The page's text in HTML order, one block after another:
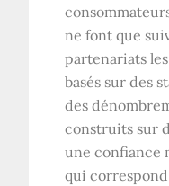
ne font que
partenariats
basés sur des
des
construits sur
une confiance
qui